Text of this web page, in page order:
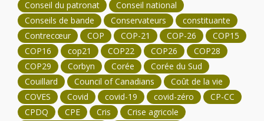
Conseil du patronat
Conseil national
Conseils de bande
Conservateurs
constituante
Contrecœur
COP COP-21 COP-26
COP15
COP16
cop21 COP22 COP26
COP28
COP29
Corbyn Corée
Corée du Sud
Couillard
Council of Canadians
Coût de la vie
COVES
Covid covid-19 covid-zéro
CP-CC
CPDQ
CPE Cris
Crise agricole